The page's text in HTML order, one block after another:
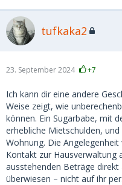
tufkaka2
23. September 2024 +7
Ich kann dir eine andere
Weise zeigt, wie
können. Ein Sugarbabe, mit
erhebliche Mietschulden,
Wohnung. Die
Kontakt zur Hausverwaltung
ausstehenden Beträge
überwiesen – nicht auf ihr